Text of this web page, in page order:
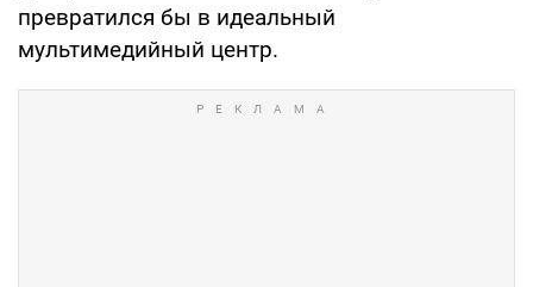
превратился бы в идеальный
мультимедийный центр.